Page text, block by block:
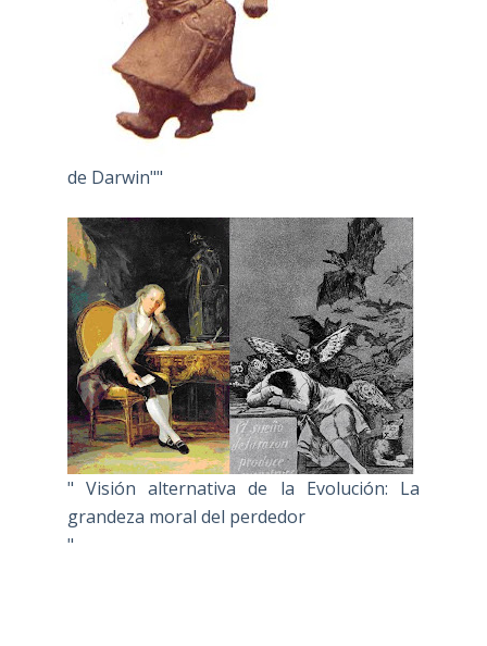
de Darwin""
" Visión alternativa de la Evolución: La
grandeza moral del perdedor
"